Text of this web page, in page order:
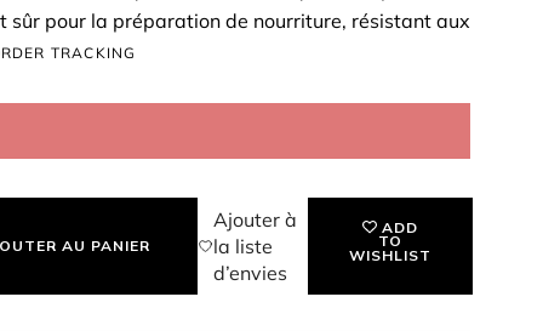
TRACKING
sûr pour la préparation de nourriture, résistant aux
Que ce soit pour créer des gâteaux
dans votre quotidien avec ce produit innovant
AU PANIER
Ajouter à
la liste
d’envies
ADD
TO
WISHLIST